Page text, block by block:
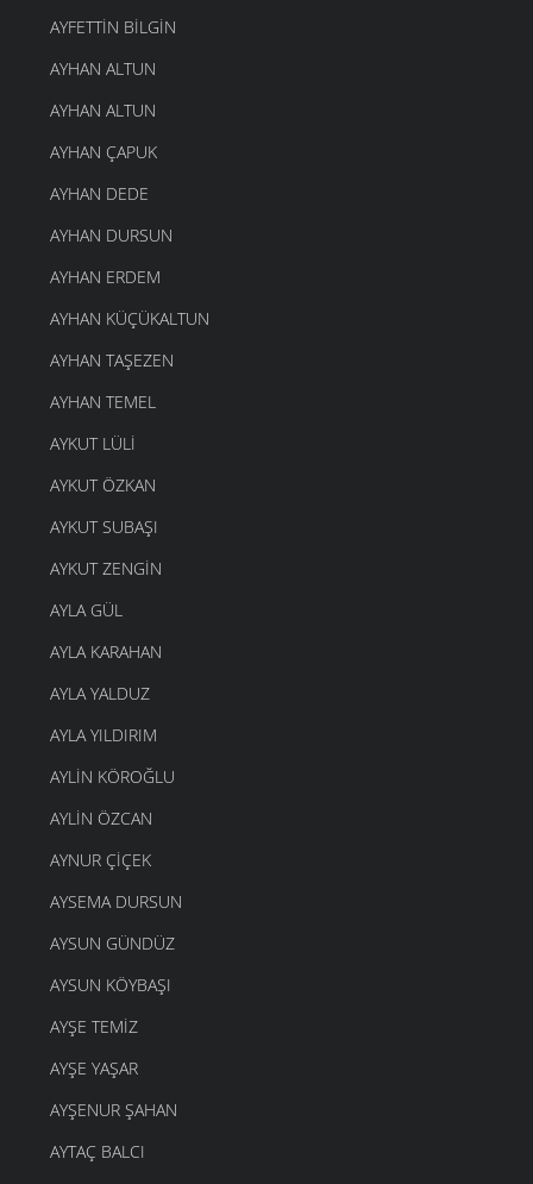
AYFETTIN BILGIN
AYHAN ALTUN
AYHAN ALTUN
AYHAN ÇAPUK
AYHAN DEDE
AYHAN DURSUN
AYHAN ERDEM
AYHAN KÜÇÜKALTUN
AYHAN TAŞEZEN
AYHAN TEMEL
AYKUT LÜLI
AYKUT ÖZKAN
AYKUT SUBAŞI
AYKUT ZENGIN
AYLA GÜL
AYLA KARAHAN
AYLA YALDUZ
AYLA YILDIRIM
AYLIN KÖROĞLU
AYLIN ÖZCAN
AYNUR ÇIÇEK
AYSEMA DURSUN
AYSUN GÜNDÜZ
AYSUN KÖYBAŞI
AYŞE TEMIZ
AYŞE YAŞAR
AYŞENUR ŞAHAN
AYTAÇ BALCI